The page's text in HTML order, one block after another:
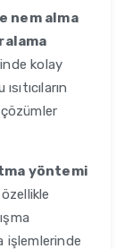
nem alma
kolay
yöntemi
özellikle
işlemlerinde